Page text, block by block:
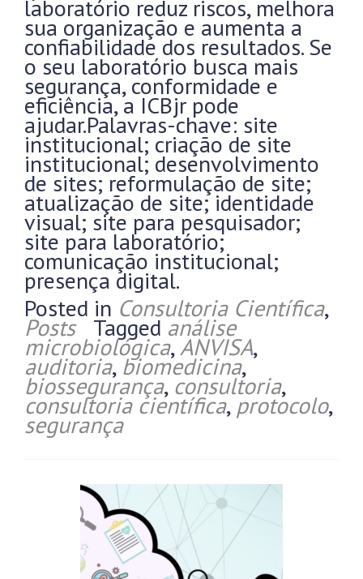
laboratório reduz riscos, melhora
sua organização e aumenta a
confiabilidade dos resultados. Se
o seu laboratório busca mais
segurança, conformidade e
eficiência, a ICBjr pode
ajudar.Palavras-chave: site
institucional; criação de site
institucional; desenvolvimento
de sites; reformulação de site;
atualização de site; identidade
visual; site para pesquisador;
site para laboratório;
comunicação institucional;
presença digital.
Posted in Consultoria Científica,
Posts Tagged análise
microbiológica,ANVISA,
auditoria,biomedicina,
biossegurança, consultoria,
consultoria científica,protocolo,
segurança